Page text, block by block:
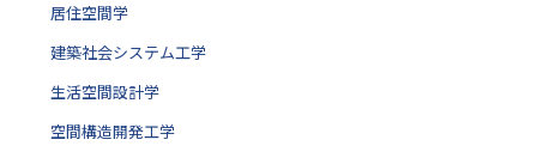
居住空間学
建築社会システム工学
生活空間設計学
空間構造開発工学